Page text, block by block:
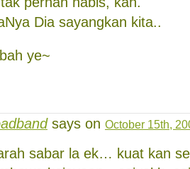
Dia sayangkan kita..
ye~
says on October 15th,
sabar la ek… kuat kan